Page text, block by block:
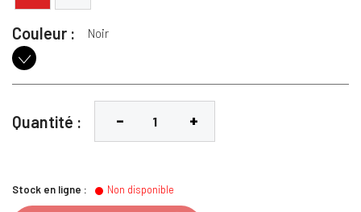
Couleur : Noir
Noir
Quantité :
Stock en ligne : Non disponible